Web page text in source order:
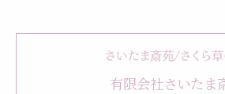
有限会社さいたま